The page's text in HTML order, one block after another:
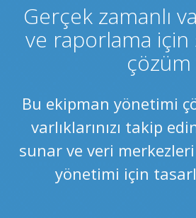
Gerçek zamanlı
ve raporlama için
çözüm
Bu ekipman yönetimi
varlıklarınızı takip
sunar ve veri
yönetimi için